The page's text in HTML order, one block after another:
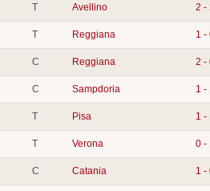
T Avellino 2 -
T Reggiana 1 -
C Reggiana 2 -
C Sampdoria 1 -
T Pisa 1 -
T Verona 0 -
C Catania 1 -